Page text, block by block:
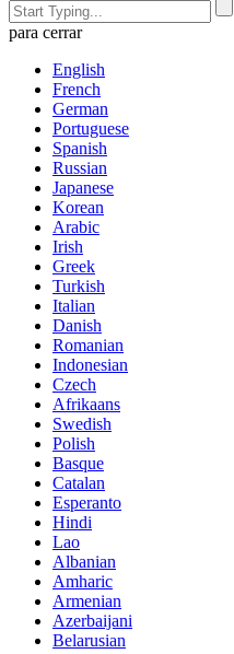
para cerrar
English
French
German
Portuguese
Spanish
Russian
Japanese
Korean
Arabic
Irish
Greek
Turkish
Italian
Danish
Romanian
Indonesian
Czech
Afrikaans
Swedish
Polish
Basque
Catalan
Esperanto
Hindi
Lao
Albanian
Amharic
Armenian
Azerbaijani
Belarusian